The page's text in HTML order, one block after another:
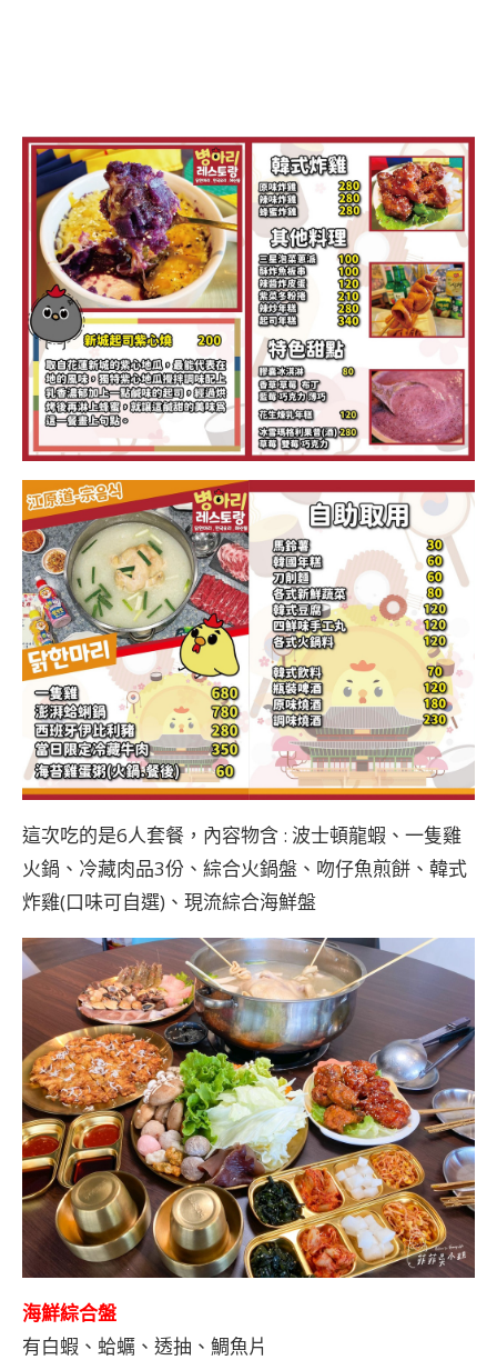
這次吃的是6人套餐，內容物含 : 波士頓龍蝦、一隻雞
火鍋、冷藏肉品3份、綜合火鍋盤、吻仔魚煎餅、韓式
炸雞(口味可自選)、現流綜合海鮮盤
海鮮綜合盤
有白蝦、蛤蠣、透抽、鯛魚片